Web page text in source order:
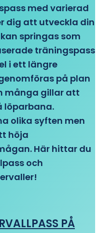
med varierad
dig att utveckla din
springas som
träningspass
i ett längre
på plan
många gillar att
löparbana.
olika syften men
höja
Här hittar du
och
PÅ